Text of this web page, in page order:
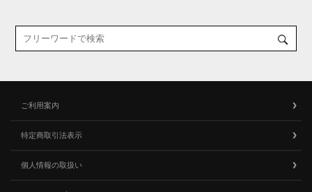
ご利用案内
特定商取引法表示
個人情報の取扱い